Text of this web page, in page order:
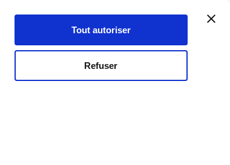
Tout autoriser
Refuser
Se connecter